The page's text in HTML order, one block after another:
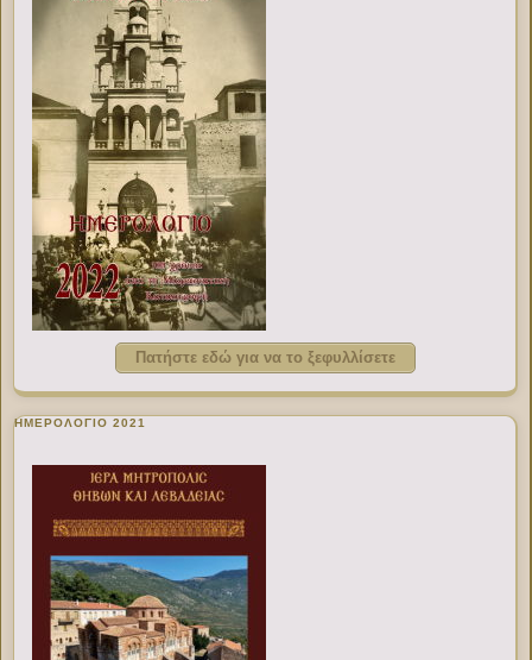
Πατήστε εδώ για να το ξεφυλλίσετε
ΗΜΕΡΟΛΟΓΙΟ 2021